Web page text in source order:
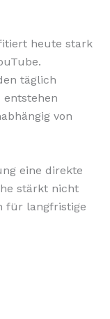
heute stark
täglich
von
eine direkte
stärkt nicht
für langfristige